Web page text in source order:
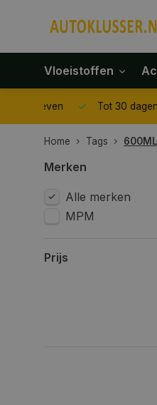
Vloeistoffen
Tot 30 dagen retour
Home Tags 600ML
Merken
Alle merken
MPM
Prijs